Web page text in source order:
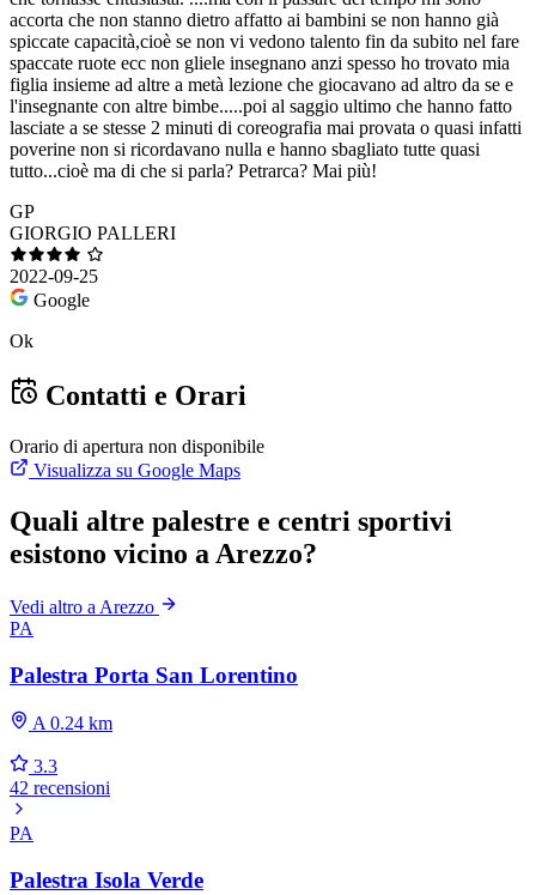
accorta che non stanno dietro affatto ai bambini se non hanno già
spiccate capacità,cioè se non vi vedono talento fin da subito nel fare
spaccate ruote ecc non gliele insegnano anzi spesso ho trovato mia
figlia insieme ad altre a metà lezione che giocavano ad altro da se e
l'insegnante con altre bimbe.....poi al saggio ultimo che hanno fatto
lasciate a se stesse 2 minuti di coreografia mai provata o quasi infatti
poverine non si ricordavano nulla e hanno sbagliato tutte quasi
tutto...cioè ma di che si parla? Petrarca? Mai più!
GP
GIORGIO PALLERI
2022-09-25
Google
Ok
Contatti e Orari
Orario di apertura non disponibile
Visualizza su Google Maps
Quali altre palestre e centri sportivi
esistono vicino a Arezzo?
Vedi altro a Arezzo
PA
Palestra Porta San Lorentino
A 0.24 km
3.3
42 recensioni
PA
Palestra Isola Verde